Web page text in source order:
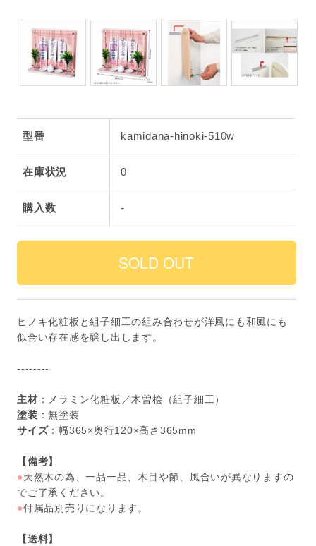
型番 kamidana-hinoki-510w
在庫状況 0
購入数 -
ヒノキ化粧板と組子細工の組み合わせが洋風にも和風にも
似合い存在感を醸し出します。
--------
主材：メラミン化粧板／木曽桧（組子細工）
塗装 ：無塗装
サイズ：幅365×奥行120×高さ365mm
【備考】
●天然木の為、一品一品、木目や節、風合いが異なりますの
でご了承ください。
●付属品別売りになります。
【送料】